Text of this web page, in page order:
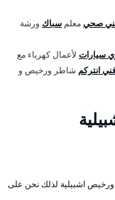
صحيمعلم سباك ورشة
سيارات لأعمال كهرباء مع
انتركم شاطر ورخيص و
اشبيلية لذلك نحن على